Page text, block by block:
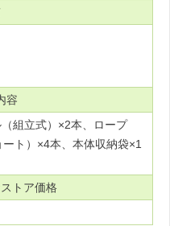
容
組立式）×2本、ロープ
ト）×4本、本体収納袋×1
トア価格